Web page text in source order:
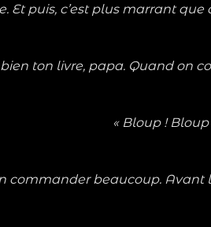
Et puis, c’est plus marrant
bien ton livre, papa. Quand on
« Bloup ! Bloup
commander beaucoup. Avant